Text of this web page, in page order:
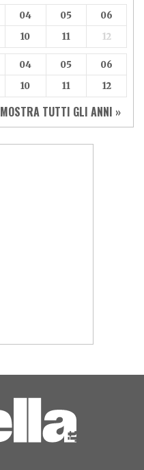
04 05
06
10 11 12
04 05
06
10 11 12
MOSTRA TUTTI GLI ANNI »